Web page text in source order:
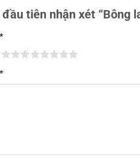
tiên nhận xét “Bông
*
*